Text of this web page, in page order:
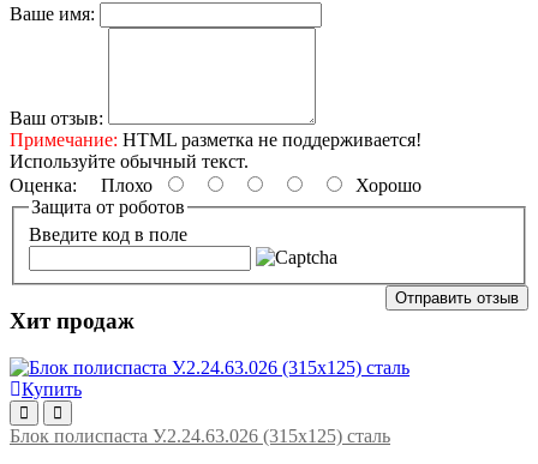
Ваше имя:
Ваш отзыв:
Примечание: HTML разметка не поддерживается!
Используйте обычный текст.
Оценка: Плохо
Хорошо
Защита от роботов
Введите код в поле
Отправить отзыв
Хит продаж
Купить
Блок полиспаста У.2.24.63.026 (315х125) сталь